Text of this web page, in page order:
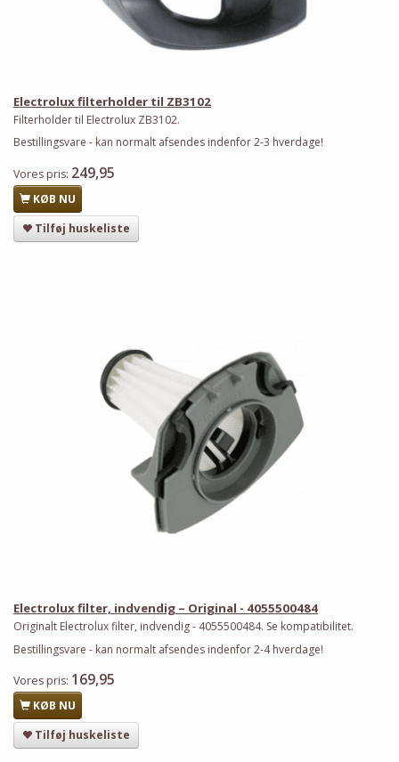
Electrolux filterholder til ZB3102
Filterholder til Electrolux ZB3102.
Bestillingsvare - kan normalt afsendes indenfor 2-3 hverdage!
Vores pris: 249,95
KØB NU
Tilføj huskeliste
Electrolux filter, indvendig – Original - 4055500484
Originalt Electrolux filter, indvendig - 4055500484. Se kompatibilitet.
Bestillingsvare - kan normalt afsendes indenfor 2-4 hverdage!
Vores pris: 169,95
KØB NU
Tilføj huskeliste